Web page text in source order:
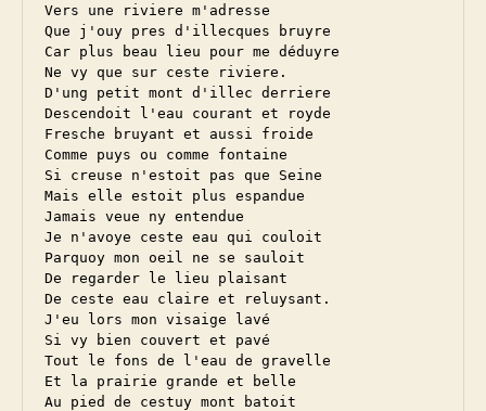
Vers une riviere m'adresse
Que j'ouy pres d'illecques bruyre
Car plus beau lieu pour me déduyre
Ne vy que sur ceste riviere.
D'ung petit mont d'illec derriere
Descendoit l'eau courant et royde
Fresche bruyant et aussi froide
Comme puys ou comme fontaine
Si creuse n'estoit pas que Seine
Mais elle estoit plus espandue
Jamais veue ny entendue
Je n'avoye ceste eau qui couloit
Parquoy mon oeil ne se sauloit
De regarder le lieu plaisant
De ceste eau claire et reluysant.
J'eu lors mon visaige lavé
Si vy bien couvert et pavé
Tout le fons de l'eau de gravelle
Et la prairie grande et belle
Au pied de cestuy mont batoit